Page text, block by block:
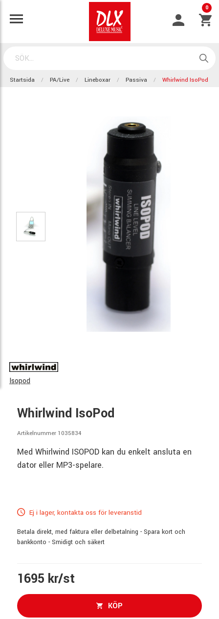
0
Startsida PA/Live Lineboxar Passiva Whirlwind IsoPod
Isopod
Whirlwind IsoPod
Artikelnummer 1035834
Med Whirlwind ISOPOD kan du enkelt ansluta en
dator eller MP3-spelare.
Ej i lager, kontakta oss för leveranstid
Betala direkt, med faktura eller delbetalning - Spara kort och
bankkonto - Smidigt och säkert
1695 kr/st
KÖP